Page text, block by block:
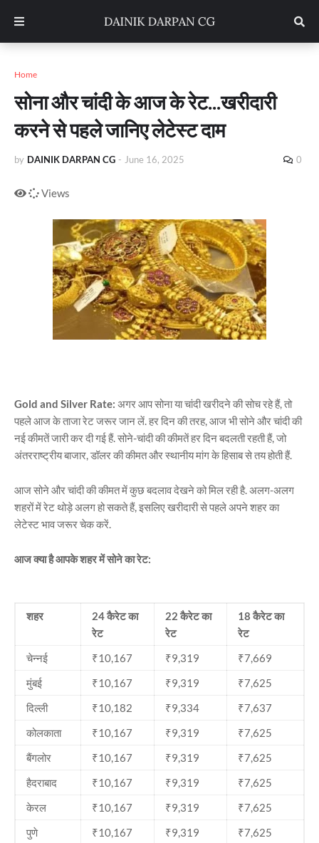
Home
सोना और चांदी के आज के रेट...खरीदारी
करने से पहले जानिए लेटेस्ट दाम
by DAINIK DARPAN CG - June 16, 2025 0
Views
Gold and Silver Rate: अगर आप सोना या चांदी खरीदने की सोच रहे हैं, तो
पहले आज के ताजा रेट जरूर जान लें. हर दिन की तरह, आज भी सोने और चांदी की
नई कीमतें जारी कर दी गई हैं. सोने-चांदी की कीमतें हर दिन बदलती रहती हैं, जो
अंतरराष्ट्रीय बाजार, डॉलर की कीमत और स्थानीय मांग के हिसाब से तय होती हैं.
आज सोने और चांदी की कीमत में कुछ बदलाव देखने को मिल रही है. अलग-अलग
शहरों में रेट थोड़े अलग हो सकते हैं, इसलिए खरीदारी से पहले अपने शहर का
लेटेस्ट भाव जरूर चेक करें.
आज क्या है आपके शहर में सोने का रेट:
शहर
24 कैरेट का
रेट
22 कैरेट का
रेट
18 कैरेट का
रेट
चेन्नई
₹10,167 ₹9,319
₹7,669
मुंबई
₹10,167 ₹9,319
₹7,625
दिल्ली
₹10,182 ₹9,334
₹7,637
कोलकाता
₹10,167 ₹9,319
₹7,625
बैंगलोर
₹10,167 ₹9,319
₹7,625
हैदराबाद
₹10,167 ₹9,319
₹7,625
केरल
₹10,167 ₹9,319
₹7,625
पुणे
₹10,167 ₹9,319
₹7,625